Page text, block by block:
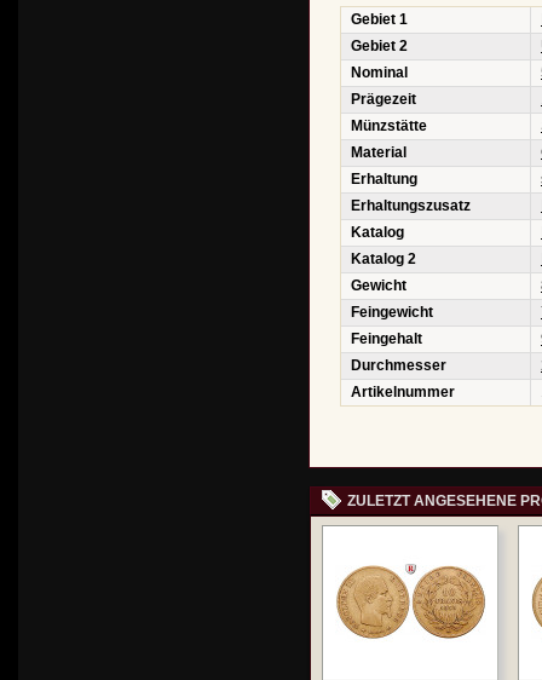
Gebiet 1
Gebiet 2
Nominal
Prägezeit
Münzstätte
Material
Erhaltung
Erhaltungszusatz
Katalog
Katalog 2
Gewicht
Feingewicht
Feingehalt
Durchmesser
Artikelnummer
ZULETZT ANGESEHENE